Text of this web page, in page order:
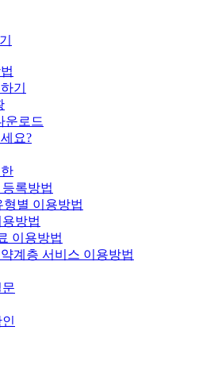
기
운로드
요?
록방법
형별 이용방법
방법
이용방법
계층 서비스 이용방법